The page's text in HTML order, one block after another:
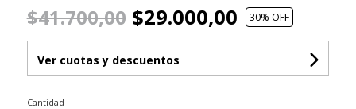
$41.700,00$29.000,00 30% OFF
Ver cuotas y descuentos
Cantidad